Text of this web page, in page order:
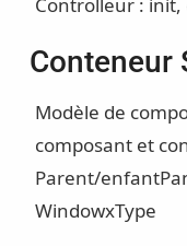
Controlleur : init,
Conteneur
Modèle de
composant et
Parent/enfant
WindowxType